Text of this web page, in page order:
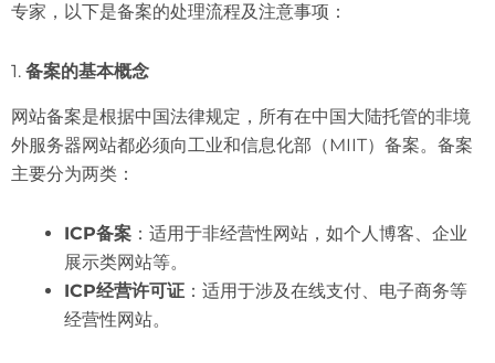
专家，以下是备案的处理流程及注意事项：
1. 备案的基本概念
网站备案是根据中国法律规定，所有在中国大陆托管的非境
外服务器网站都必须向工业和信息化部（MIIT）备案。备案
主要分为两类：
ICP备案 ：适用于非经营性网站，如个人博客、企业
展示类网站等。
ICP经营许可证 ：适用于涉及在线支付、电子商务等
经营性网站。